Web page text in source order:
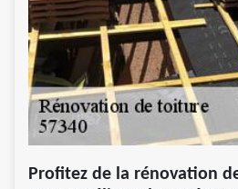
Profitez de la rénovation